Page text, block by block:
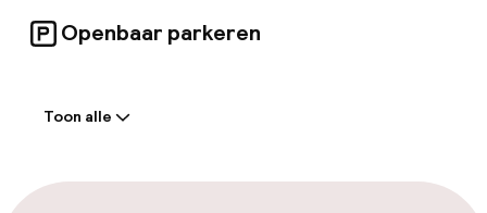
Openbaar parkeren
Meertalige medewerkers
Toon alle